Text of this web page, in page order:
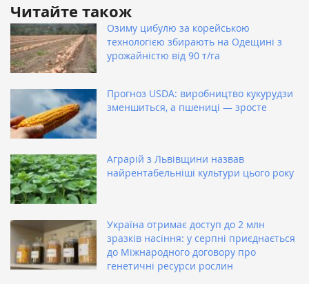
Читайте також
Озиму цибулю за корейською
технологією збирають на Одещині з
урожайністю від 90 т/га
Прогноз USDA: виробництво кукурудзи
зменшиться, а пшениці — зросте
Аграрій з Львівщини назвав
найрентабельніші культури цього року
Україна отримає доступ до 2 млн
зразків насіння: у серпні приєднається
до Міжнародного договору про
генетичні ресурси рослин